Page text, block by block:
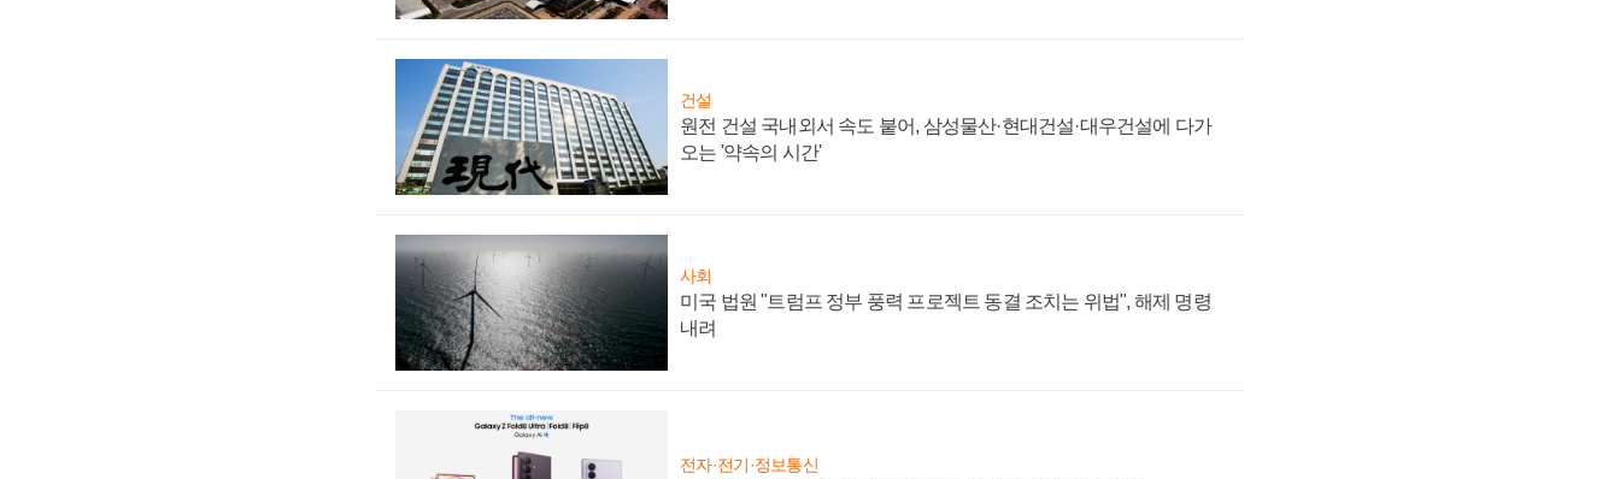
건설
원전 건설 국내외서 속도 붙어, 삼성물산·현대건설·대우건설에 다가
오는 '약속의 시간'
사회
미국 법원 "트럼프 정부 풍력 프로젝트 동결 조치는 위법", 해제 명령
내려
전자·전기·정보통신